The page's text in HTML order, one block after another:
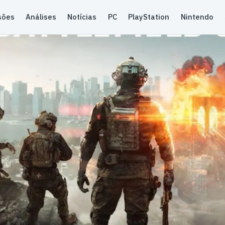
Análises Notícias PC PlayStation Nintendo